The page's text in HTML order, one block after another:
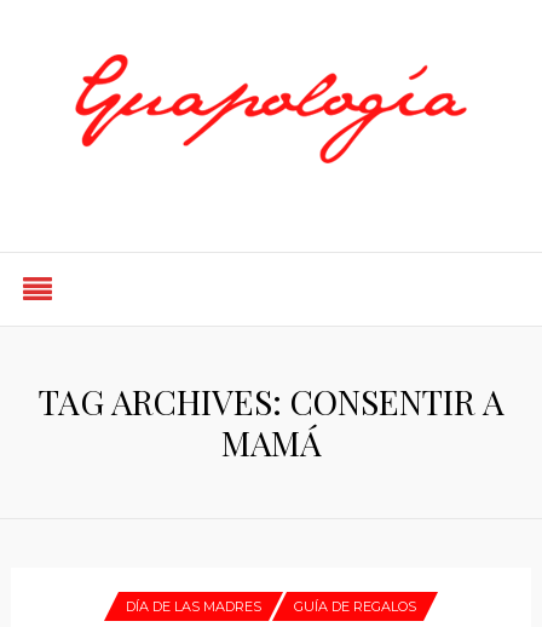
TAG ARCHIVES: CONSENTIR A
MAMÁ
DÍA DE LAS MADRES GUÍA DE REGALOS